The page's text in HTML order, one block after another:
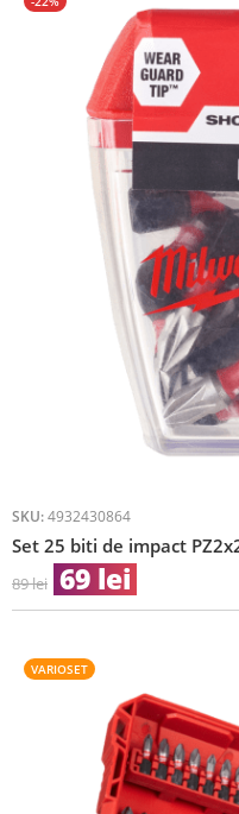
SKU: 4932430864
Set 25 biti de impact
89lei 69 lei
VARIOSET